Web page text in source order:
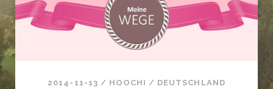
2014-11-13 / HOOCHI / DEUTSCHLAND